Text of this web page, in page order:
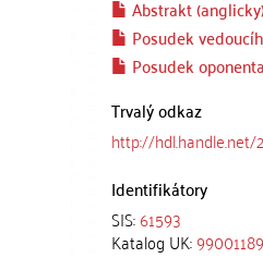
Abstrakt
Posudek
Posudek
Trvalý odkaz
http://hdl.handle.net/
Identifikátory
SIS:61593
Katalog UK: